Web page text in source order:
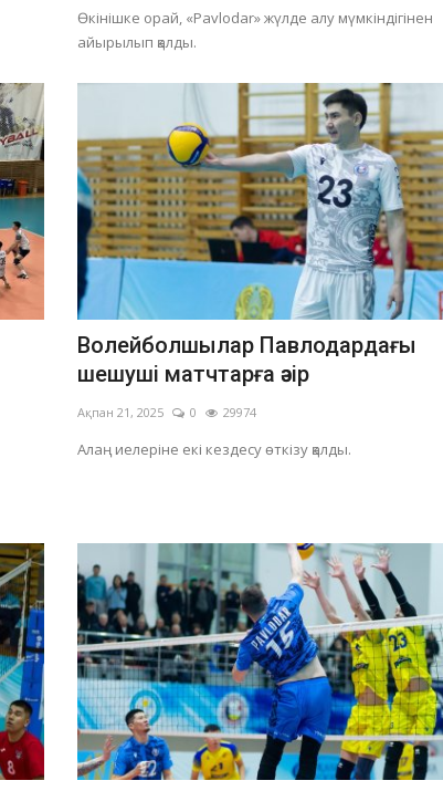
Өкінішке орай, «Pavlodar» жүлде алу мүмкіндігінен
айырылып қалды.
Волейболшылар Павлодардағы
шешуші матчтарға әзір
Ақпан 21, 2025 0 29974
Алаң иелеріне екі кездесу өткізу қалды.